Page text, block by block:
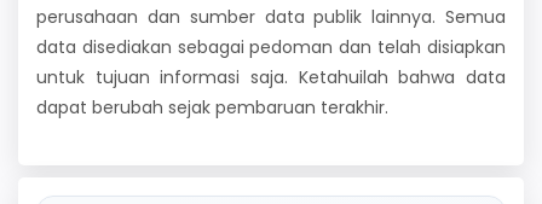
perusahaan dan sumber data publik lainnya. Semua
data disediakan sebagai pedoman dan telah disiapkan
untuk tujuan informasi saja. Ketahuilah bahwa data
dapat berubah sejak pembaruan terakhir.